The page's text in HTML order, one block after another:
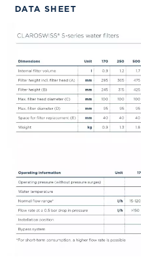
DATA SHEET